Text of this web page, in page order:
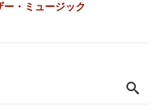
・ミュージック